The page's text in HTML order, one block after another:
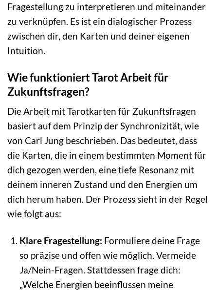
Fragestellung zu interpretieren und miteinander
zu verknüpfen. Es ist ein dialogischer Prozess
zwischen dir, den Karten und deiner eigenen
Intuition.
Wie funktioniert Tarot Arbeit für
Zukunftsfragen?
Die Arbeit mit Tarotkarten für Zukunftsfragen
basiert auf dem Prinzip der Synchronizität, wie
von Carl Jung beschrieben. Das bedeutet, dass
die Karten, die in einem bestimmten Moment für
dich gezogen werden, eine tiefe Resonanz mit
deinem inneren Zustand und den Energien um
dich herum haben. Der Prozess sieht in der Regel
wie folgt aus:
Klare Fragestellung: Formuliere deine Frage
so präzise und offen wie möglich. Vermeide
Ja/Nein-Fragen. Stattdessen frage dich:
„Welche Energien beeinflussen meine